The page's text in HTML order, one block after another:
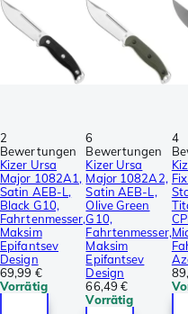
2
Bewertungen
Kizer Ursa
Major 1082A1,
Satin AEB-L,
Black G10,
Fahrtenmesser,
Maksim
Epifantsev
Design
69,99 €
Vorrätig
6
Bewertungen
Kizer Ursa
Major 1082A2,
Satin AEB-L,
Olive Green
G10,
Fahrtenmesser,
Maksim
Epifantsev
Design
66,49 €
Vorrätig
4